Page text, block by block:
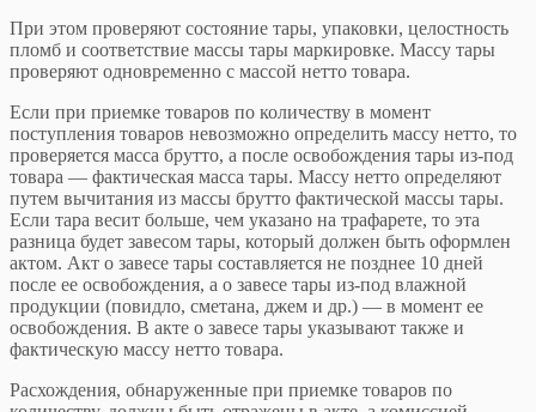
При этом проверяют состояние тары, упаковки, целостность
пломб и соответствие массы тары маркировке. Массу тары
проверяют одновременно с массой нетто товара.
Если при приемке товаров по количеству в момент
поступления товаров невозможно определить массу нетто, то
проверяется масса брутто, а после освобождения тары из-под
товара — фактическая масса тары. Массу нетто определяют
путем вычитания из массы брутто фактической массы тары.
Если тара весит больше, чем указано на трафарете, то эта
разница будет завесом тары, который должен быть оформлен
актом. Акт о завесе тары составляется не позднее 10 дней
после ее освобождения, а о завесе тары из-под влажной
продукции (повидло, сметана, джем и др.) — в момент ее
освобождения. В акте о завесе тары указывают также и
фактическую массу нетто товара.
Расхождения, обнаруженные при приемке товаров по